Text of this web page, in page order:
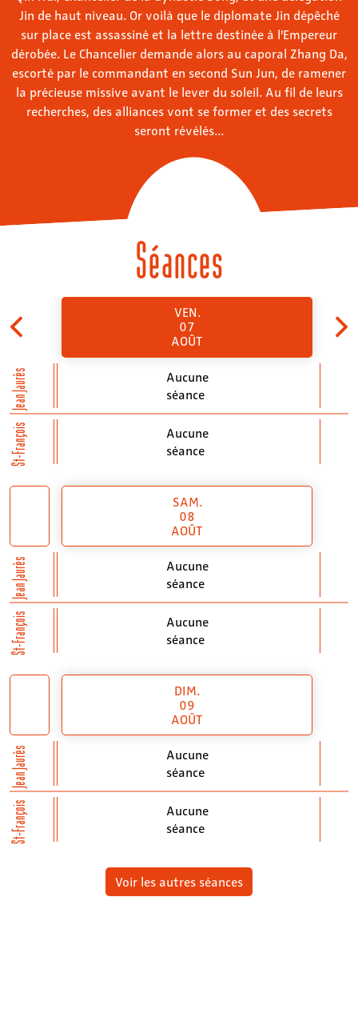
Jin de haut niveau. Or voilà que le diplomate Jin dépêché
sur place est assassiné et la lettre destinée à l'Empereur
dérobée. Le Chancelier demande alors au caporal Zhang Da,
escorté par le commandant en second Sun Jun, de ramener
la précieuse missive avant le lever du soleil. Au fil de leurs
recherches, des alliances vont se former et des secrets
seront révélés...
Séances
Jean Jaurès
St-François
VEN.
07
AOÛT
Aucune
séance
Aucune
séance
Jean Jaurès
St-François
SAM.
08
AOÛT
Aucune
séance
Aucune
séance
Jean Jaurès
St-François
DIM.
09
AOÛT
Aucune
séance
Aucune
séance
Voir les autres séances